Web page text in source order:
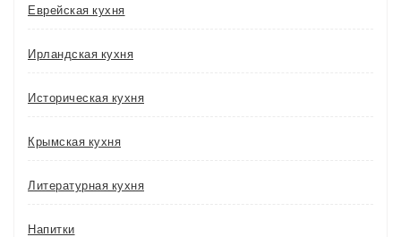
Еврейская кухня
Ирландская кухня
Историческая кухня
Крымская кухня
Литературная кухня
Напитки